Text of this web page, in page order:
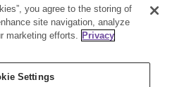
you agree to the storing of
site navigation, analyze
marketing efforts. Privacy
Settings